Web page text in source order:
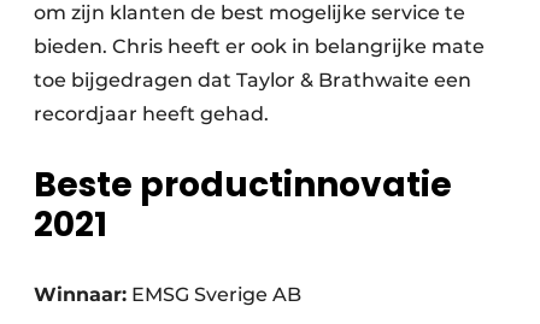
om zijn klanten de best mogelijke service te
bieden. Chris heeft er ook in belangrijke mate
toe bijgedragen dat Taylor & Brathwaite een
recordjaar heeft gehad.
Beste productinnovatie
2021
Winnaar: EMSG Sverige AB